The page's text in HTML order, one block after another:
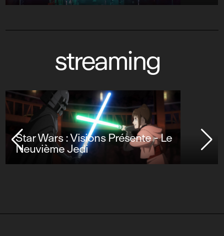
streaming
Star Wars : Visions Présente - Le
Neuvième Jedi